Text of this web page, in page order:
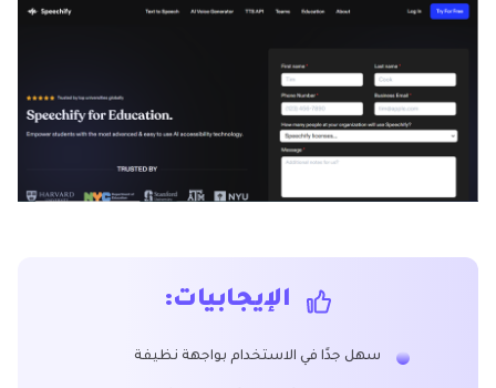
الإيجابيات:
سهل جدًا في الاستخدام بواجهة نظيفة